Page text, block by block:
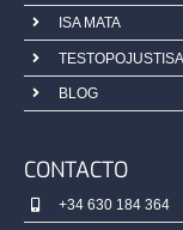
ISA MATA
TESTOPOJUSTISA
BLOG
CONTACTO
+34 630 184 364